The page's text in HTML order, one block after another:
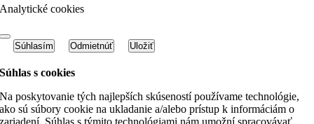
Analytické cookies
Súhlasím Odmietnúť Uložiť
Súhlas s cookies
Na poskytovanie tých najlepších skúseností používame technológie,
ako sú súbory cookie na ukladanie a/alebo prístup k informáciám o
zariadení. Súhlas s týmito technológiami nám umožní spracovávať